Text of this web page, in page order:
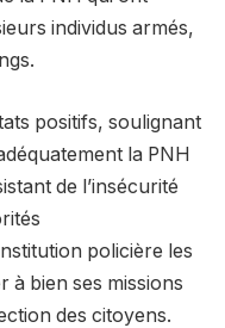
individus armés,
positifs, soulignant
la PNH
de l’insécurité
policière les
à bien ses missions
des citoyens.